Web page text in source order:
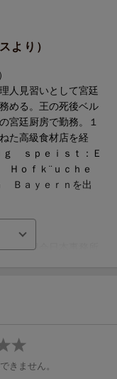
より）
人見習いとして宮廷
める。王の死後ベル
宮廷厨房で勤務。１
た高級食材店を経
ｇ ｓｐｅｉｓｔ：Ｅ
Ｈｏｆｋ¨ｕｃｈｅ
Ｂａｙｅｒｎを出
物振興会日本事務所
ムリエ資格を取得
載されていたもので
きません。